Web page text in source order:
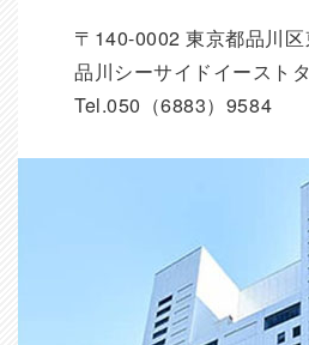
〒140-0002 東京都品川
品川シーサイドイースト
Tel.050（6883）9584